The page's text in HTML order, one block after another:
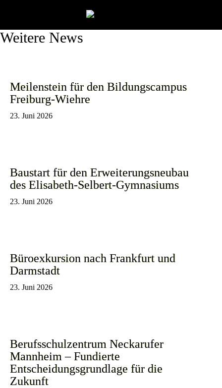
Weitere News
Meilenstein für den Bildungscampus
Freiburg-Wiehre
23. Juni 2026
Baustart für den Erweiterungsneubau
des Elisabeth-Selbert-Gymnasiums
23. Juni 2026
Büroexkursion nach Frankfurt und
Darmstadt
23. Juni 2026
Berufsschulzentrum Neckarufer
Mannheim – Fundierte
Entscheidungsgrundlage für die
Zukunft